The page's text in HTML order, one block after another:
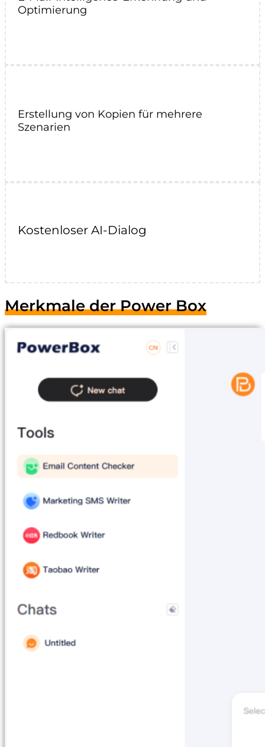
Optimierung
Erstellung von Kopien für mehrere
Szenarien
Kostenloser AI-Dialog
Merkmale der Power Box